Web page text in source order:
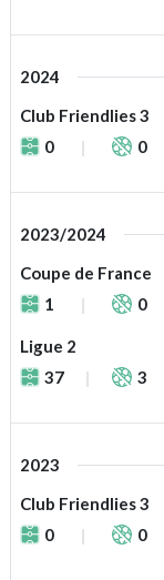
2024
Club Friendlies 3
0
0
2023/2024
Coupe de France
1
0
Ligue 2
37
3
2023
Club Friendlies 3
0
0